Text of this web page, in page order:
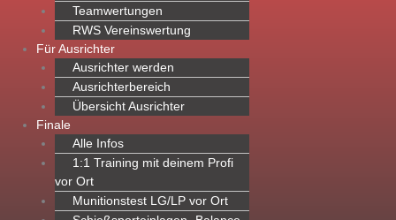
Teamwertungen
RWS Vereinswertung
Für Ausrichter
Ausrichter werden
Ausrichterbereich
Übersicht Ausrichter
Finale
Alle Infos
1:1 Training mit deinem Profi
vor Ort
Munitionstest LG/LP vor Ort